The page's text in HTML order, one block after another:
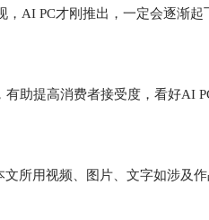
AI PC才刚推出，一定会逐渐
助提高消费者接受度，看好AI
所用视频、图片、文字如涉及